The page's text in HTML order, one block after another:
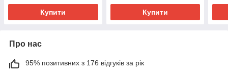
Купити Купити
Про нас
95% позитивних з 176 відгуків за рік